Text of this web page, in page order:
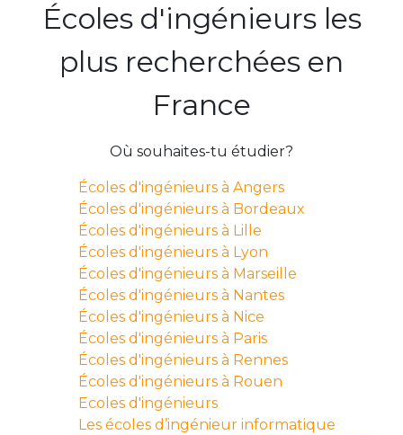
Écoles d'ingénieurs les
plus recherchées en
France
Où souhaites-tu étudier?
Écoles d'ingénieurs à Angers
Écoles d'ingénieurs à Bordeaux
Écoles d'ingénieurs à Lille
Écoles d'ingénieurs à Lyon
Écoles d'ingénieurs à Marseille
Écoles d'ingénieurs à Nantes
Écoles d'ingénieurs à Nice
Écoles d'ingénieurs à Paris
Écoles d'ingénieurs à Rennes
Écoles d'ingénieurs à Rouen
Ecoles d'ingénieurs
Les écoles d’ingénieur informatique